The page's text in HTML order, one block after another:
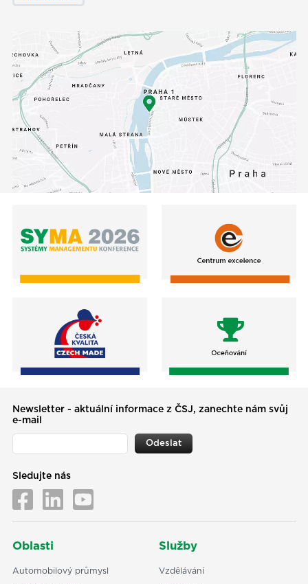
Newsletter - aktuální informace z ČSJ, zanechte nám svůj
e-mail
Odeslat
Sledujte nás
Oblasti
Automobilový průmysl
Služby
Vzdělávání